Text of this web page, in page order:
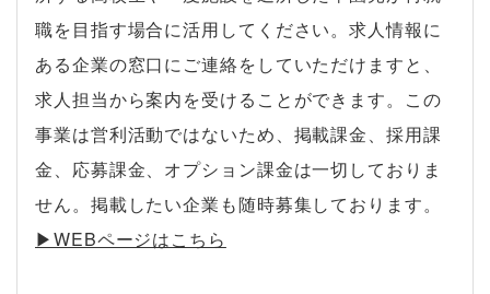
職を目指す場合に活用してください。求人情報に
ある企業の窓口にご連絡をしていただけますと、
求人担当から案内を受けることができます。この
事業は営利活動ではないため、掲載課金、採用課
金、応募課金、オプション課金は一切しておりま
せん。掲載したい企業も随時募集しております。
▶︎WEBページはこちら